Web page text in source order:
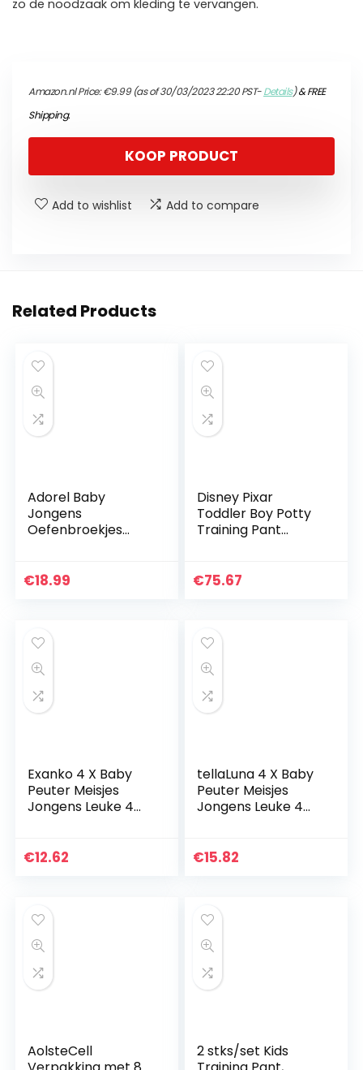
zo de noodzaak om kleding te vervangen.
Amazon.nl Price:€9.99(as of 30/03/2023 22:20 PST-Details)&FREE
Shipping.
KOOP PRODUCT
Add to wishlist Add to compare
Related Products
Adorel Baby
Jongens
Oefenbroekjes
€18.99
Disney Pixar
Toddler Boy Potty
Training Pant
peuter
€75.67
Exanko 4 X Baby
Peuter Meisjes
Jongens Leuke 4
Broek Herbruikbare
€12.62
tellaLuna 4 X Baby
Peuter Meisjes
Jongens Leuke 4
Broek Herbruikbare
€15.82
AolsteCell
2 stks/set Kids